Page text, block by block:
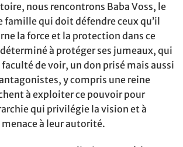
nous rencontrons Baba Voss, le
famille qui doit défendre ceux qu’il
la force et la protection dans ce
à protéger ses jumeaux, qui
faculté de voir, un don prisé mais aussi
y compris une reine
à exploiter ce pouvoir pour
qui privilégie la vision et à
à leur autorité.